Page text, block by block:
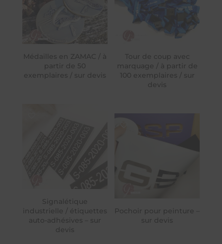
Médailles en ZAMAC / à
partir de 50
exemplaires / sur devis
Tour de coup avec
marquage / à partir de
100 exemplaires / sur
devis
Signalétique
industrielle / étiquettes
auto-adhésives – sur
devis
Pochoir pour peinture –
sur devis